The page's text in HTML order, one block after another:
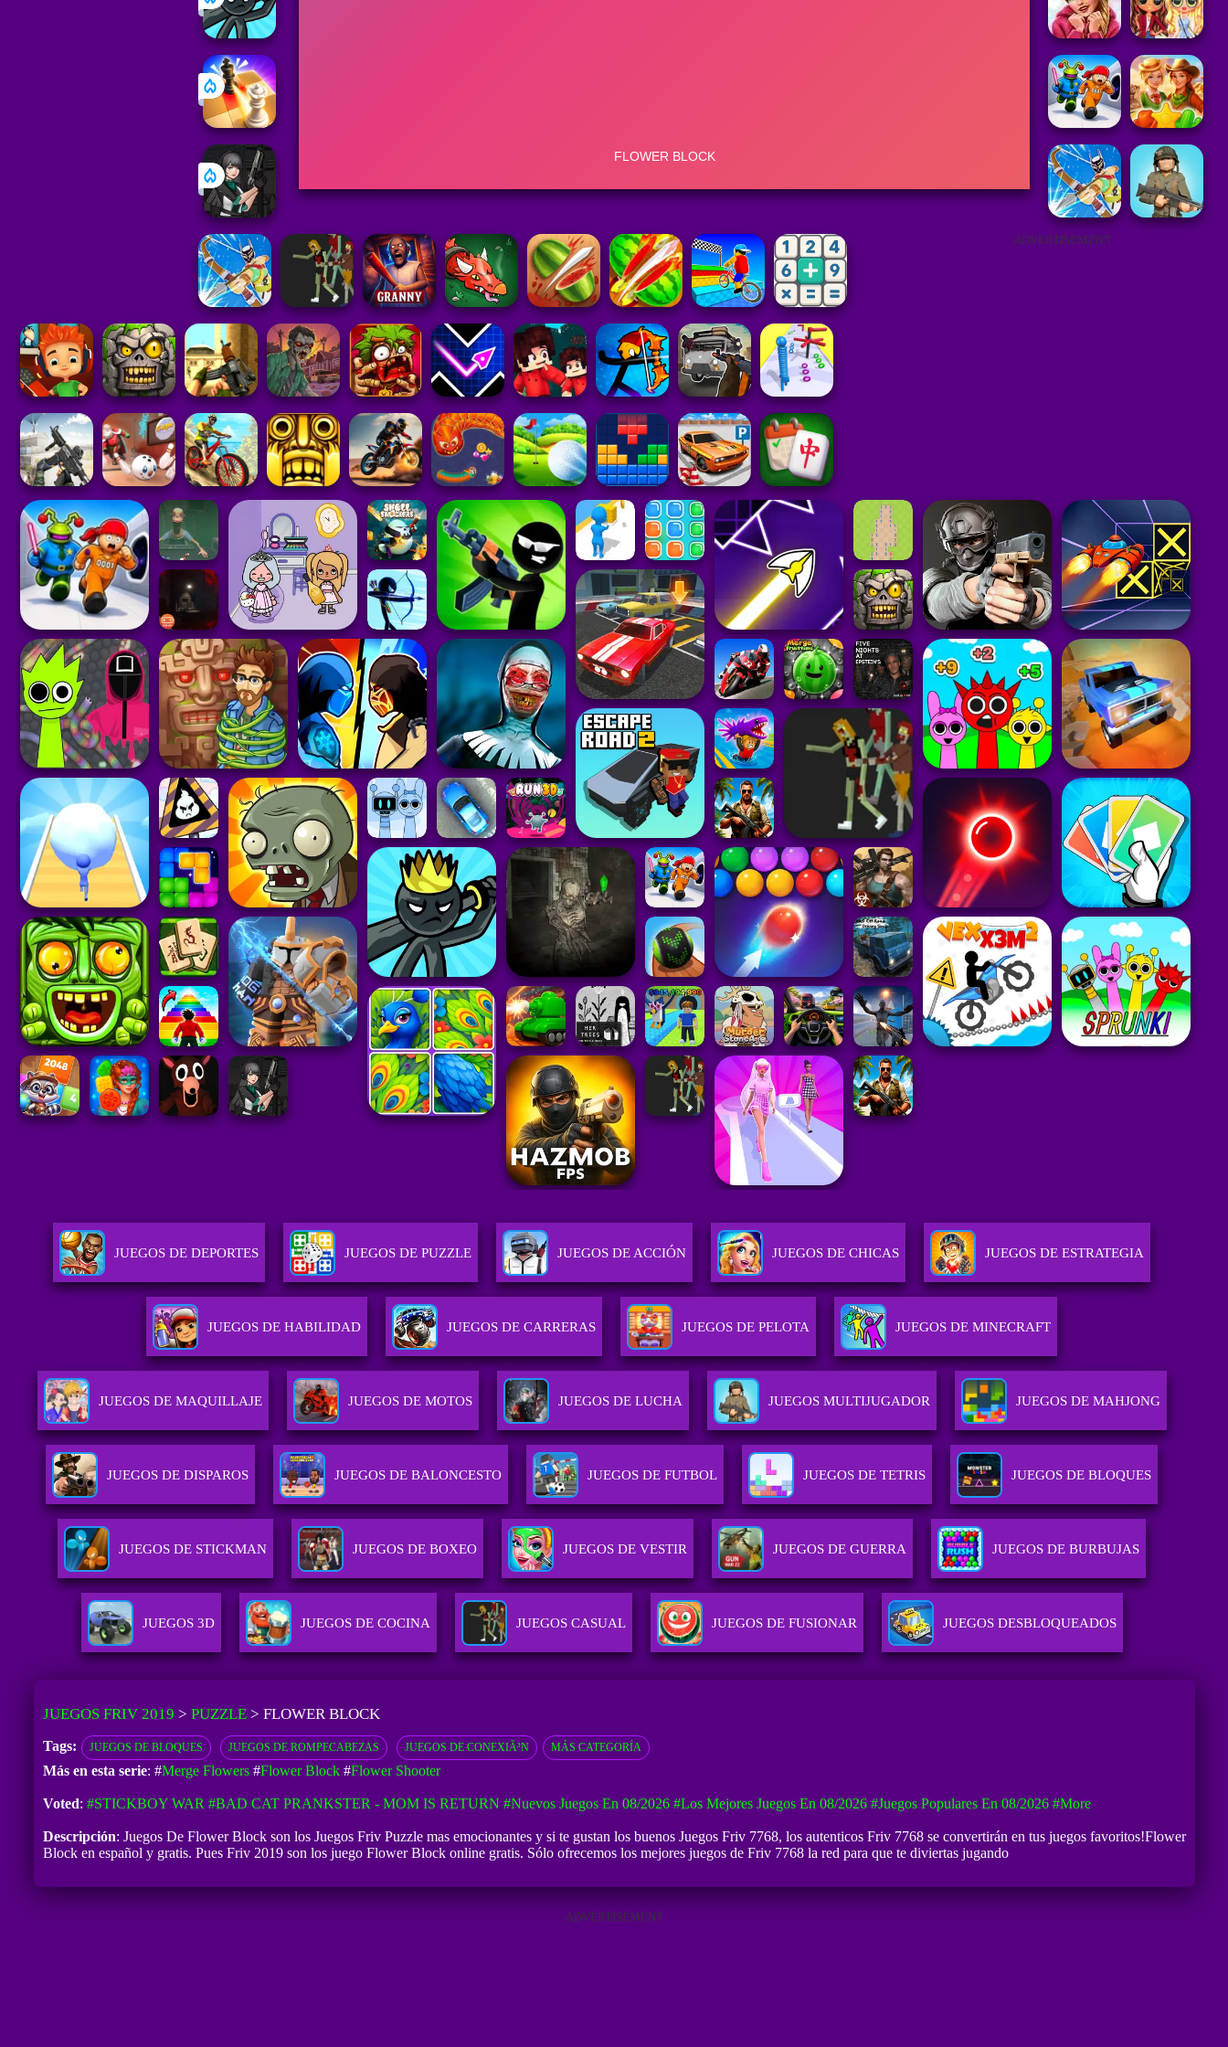
ADVERTISEMENT
JUEGOS DE DEPORTES JUEGOS DE PUZZLE JUEGOS DE ACCIÓN JUEGOS DE CHICAS JUEGOS DE ESTRATEGIA
JUEGOS DE HABILIDAD JUEGOS DE CARRERAS JUEGOS DE PELOTA JUEGOS DE MINECRAFT
JUEGOS DE MAQUILLAJE JUEGOS DE MOTOS JUEGOS DE LUCHA JUEGOS MULTIJUGADOR JUEGOS DE MAHJONG
JUEGOS DE DISPAROS JUEGOS DE BALONCESTO JUEGOS DE FUTBOL JUEGOS DE TETRIS JUEGOS DE BLOQUES
JUEGOS DE STICKMAN JUEGOS DE BOXEO JUEGOS DE VESTIR JUEGOS DE GUERRA JUEGOS DE BURBUJAS
JUEGOS 3D JUEGOS DE COCINA JUEGOS CASUAL JUEGOS DE FUSIONAR JUEGOS DESBLOQUEADOS
JUEGOS FRIV 2019 > PUZZLE> FLOWER BLOCK
Tags: JUEGOS DE BLOQUES JUEGOS DE ROMPECABEZAS JUEGOS DE CONEXIÃ³N MÁS CATEGORÍA
Más en esta serie: #Merge Flowers#Flower Block#Flower Shooter
Voted: #STICKBOY WAR #BAD CAT PRANKSTER - MOM IS RETURN #Nuevos Juegos En 08/2026 #Los Mejores Juegos En 08/2026 #Juegos Populares En 08/2026 #more
Descripción: Juegos De Flower Block son los Juegos Friv Puzzle mas emocionantes y si te gustan los buenos Juegos Friv 7768, los autenticos Friv 7768 se convertirán en tus juegos favoritos!Flower
Block en español y gratis. Pues Friv 2019 son los juego Flower Block online gratis. Sólo ofrecemos los mejores juegos de Friv 7768 la red para que te diviertas jugando
ADVERTISEMENT